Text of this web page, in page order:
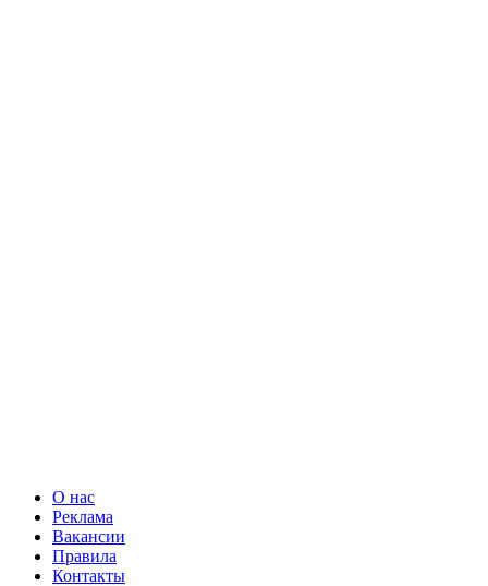
О нас
Реклама
Вакансии
Правила
Контакты